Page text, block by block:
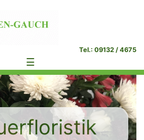
Tel.: 09132 / 4675
☰